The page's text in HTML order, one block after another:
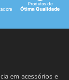
Produtos de
Ótima Qualidade
em acessórios e